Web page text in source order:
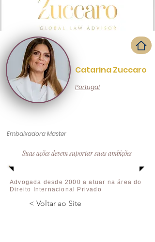
Catarina Zuccaro
Portugal
Embaixadora Master
Suas ações devem suportar suas ambições
Advogada desde 2000 a atuar na área do
Direito Internacional Privado
< Voltar ao Site